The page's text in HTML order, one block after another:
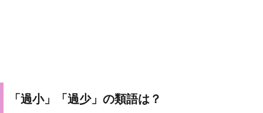
「過小」「過少」の類語は？